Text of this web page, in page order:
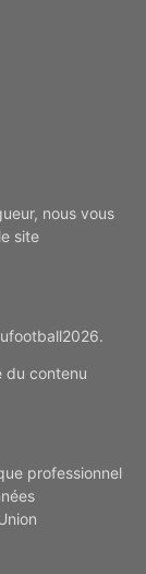
nous vous
site
du contenu
professionnel